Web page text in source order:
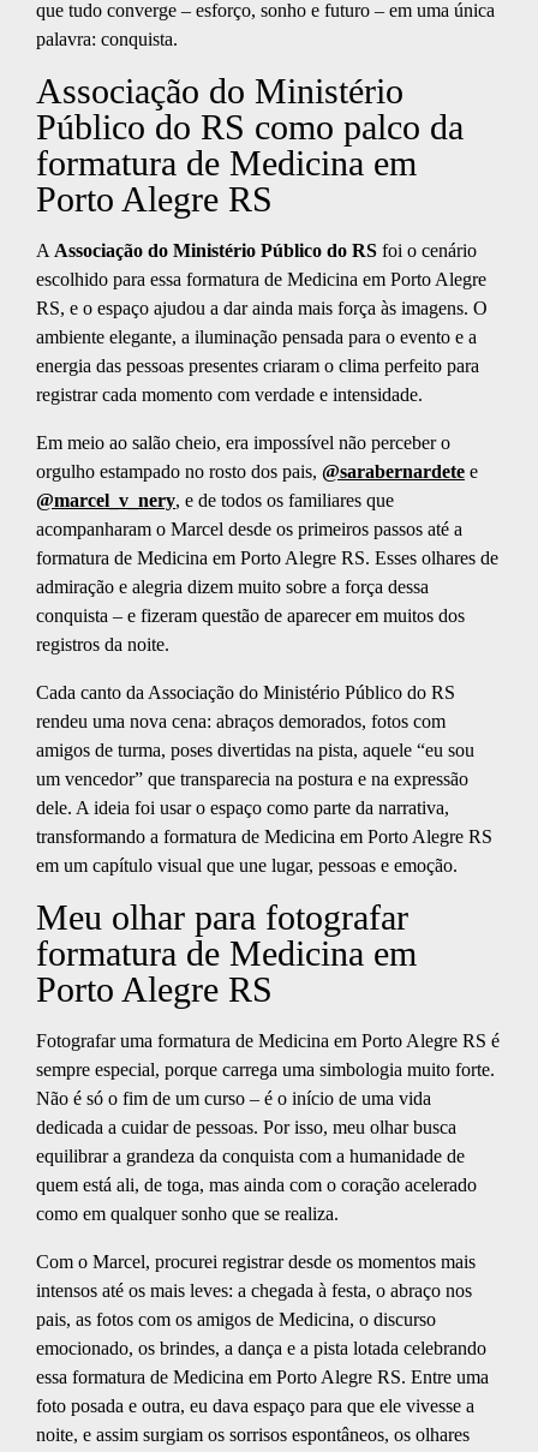
que tudo converge – esforço, sonho e futuro – em uma única
palavra: conquista.
Associação do Ministério
Público do RS como palco da
formatura de Medicina em
Porto Alegre RS
A Associação do Ministério Público do RS foi o cenário
escolhido para essa formatura de Medicina em Porto Alegre
RS, e o espaço ajudou a dar ainda mais força às imagens. O
ambiente elegante, a iluminação pensada para o evento e a
energia das pessoas presentes criaram o clima perfeito para
registrar cada momento com verdade e intensidade.
Em meio ao salão cheio, era impossível não perceber o
orgulho estampado no rosto dos pais, @sarabernardete e
@marcel_v_nery, e de todos os familiares que
acompanharam o Marcel desde os primeiros passos até a
formatura de Medicina em Porto Alegre RS. Esses olhares de
admiração e alegria dizem muito sobre a força dessa
conquista – e fizeram questão de aparecer em muitos dos
registros da noite.
Cada canto da Associação do Ministério Público do RS
rendeu uma nova cena: abraços demorados, fotos com
amigos de turma, poses divertidas na pista, aquele “eu sou
um vencedor” que transparecia na postura e na expressão
dele. A ideia foi usar o espaço como parte da narrativa,
transformando a formatura de Medicina em Porto Alegre RS
em um capítulo visual que une lugar, pessoas e emoção.
Meu olhar para fotografar
formatura de Medicina em
Porto Alegre RS
Fotografar uma formatura de Medicina em Porto Alegre RS é
sempre especial, porque carrega uma simbologia muito forte.
Não é só o fim de um curso – é o início de uma vida
dedicada a cuidar de pessoas. Por isso, meu olhar busca
equilibrar a grandeza da conquista com a humanidade de
quem está ali, de toga, mas ainda com o coração acelerado
como em qualquer sonho que se realiza.
Com o Marcel, procurei registrar desde os momentos mais
intensos até os mais leves: a chegada à festa, o abraço nos
pais, as fotos com os amigos de Medicina, o discurso
emocionado, os brindes, a dança e a pista lotada celebrando
essa formatura de Medicina em Porto Alegre RS. Entre uma
foto posada e outra, eu dava espaço para que ele vivesse a
noite, e assim surgiam os sorrisos espontâneos, os olhares